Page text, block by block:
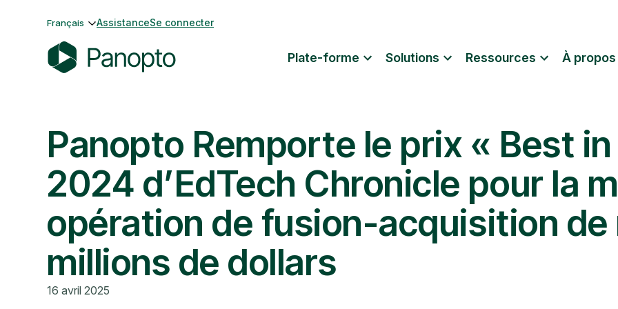
Français AssistanceSe connecter
o
o
Plate-forme Solutions Ressources À propos
Panopto Remporte le prix « Best
2024 d’EdTech Chronicle pour la
opération de fusion-acquisition de
millions de dollars
16 avril 2025